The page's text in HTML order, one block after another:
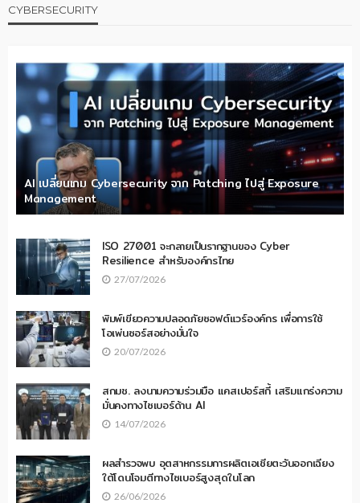
CYBERSECURITY
AI เปลี่ยนเกม Cybersecurity จาก Patching ไปสู่ Exposure
Management
ISO 27001 จะกลายเป็นรากฐานของ Cyber
Resilience สำหรับองค์กรไทย
27/07/2026
พิมพ์เขียวความปลอดภัยซอฟต์แวร์องค์กร เพื่อการใช้
โอเพ่นซอร์สอย่างมั่นใจ
20/07/2026
สกมช. ลงนามความร่วมมือ แคสเปอร์สกี้ เสริมแกร่งความ
มั่นคงทางไซเบอร์ด้าน AI
14/07/2026
ผลสำรวจพบ อุตสาหกรรมการผลิตเอเชียตะวันออกเฉียง
ใต้โดนโจมตีทางไซเบอร์สูงสุดในโลก
26/06/2026